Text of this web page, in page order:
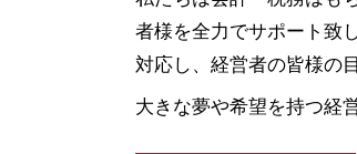
電子 定款
合同会社 定款
会社設立 必要書類
合同会社 設立費用
資金調達 渋谷区 税
融資 埼玉県 相談
会社設立 神奈川県
者様を全力でサポート致
対応し、経営者の皆様の
大きな夢や希望を持つ経